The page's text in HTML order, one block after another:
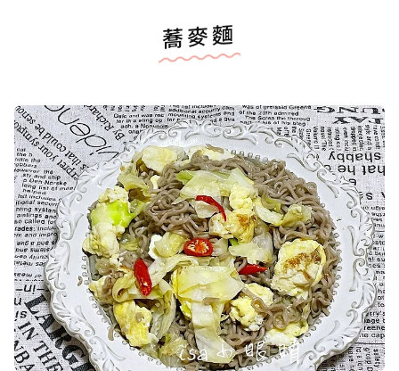
蕎麥麵